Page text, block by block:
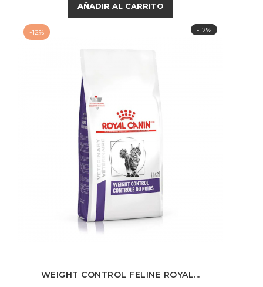
AÑADIR AL CARRITO
-12%
-12%
WEIGHT CONTROL FELINE ROYAL...